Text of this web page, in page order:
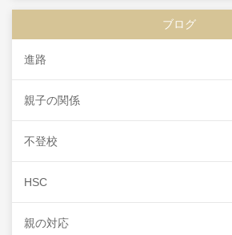
ブログ
進路
親子の関係
不登校
HSC
親の対応